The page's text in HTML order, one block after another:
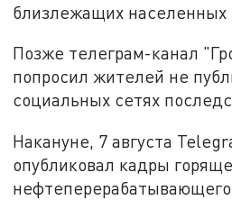
близлежащих населенных
Позже телеграм-канал
попросил жителей не
социальных сетях
Накануне, 7 августа
опубликовал кадры